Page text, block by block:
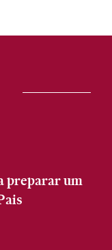
preparar um